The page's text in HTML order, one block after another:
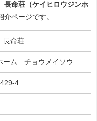
命荘（ケイヒロウジンホ
介ページです。
長命荘
ーム チョウメイソウ
4